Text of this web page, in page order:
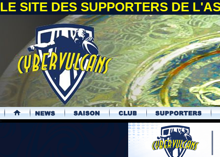
LE SITE DES SUPPORTERS DE
.